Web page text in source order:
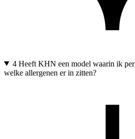
4Heeft KHN een model waarin ik
welke allergenen er in zitten?